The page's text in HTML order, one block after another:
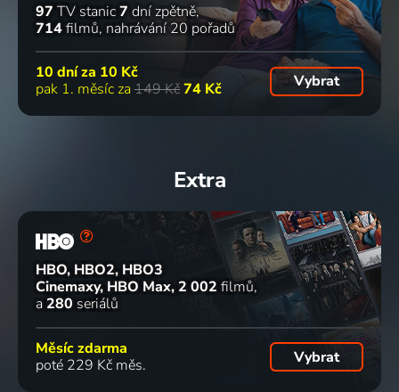
97 TV stanic7 dní zpětně
714filmů nahrávání 20 pořadů
10 dní za 10 Kč
pak 1. měsíc za 149 Kč74 Kč Vybrat
Extra
HBO, HBO2, HBO3
Cinemaxy, HBO Max 2 002 filmů
a 280 seriálů
Měsíc zdarma
poté 229 Kč měs.
Vybrat